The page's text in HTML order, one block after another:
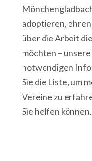
adoptieren,
über die Arbeit
möchten –
notwendigen
Sie die Liste, um
Vereine zu
Sie helfen können.